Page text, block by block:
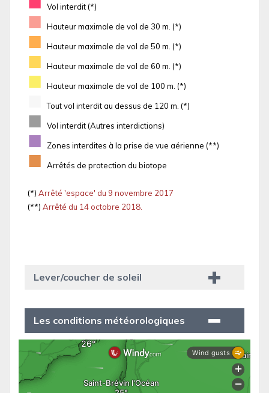
Vol interdit (*)
■ Hauteur maximale de vol de 30 m. (*)
■ Hauteur maximale de vol de 50 m. (*)
■ Hauteur maximale de vol de 60 m. (*)
■ Hauteur maximale de vol de 100 m. (*)
Tout vol interdit au dessus de 120 m. (*)
■ Vol interdit (Autres interdictions)
■ Zones interdites à la prise de vue aérienne (**)
■ Arrêtés de protection du biotope
(*) Arrêté 'espace' du 9 novembre 2017
(**) Arrêté du 14 octobre 2018.
Lever/coucher de soleil
Les conditions météorologiques